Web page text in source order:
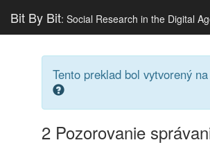
Bit By Bit: Social Research in the Digital
Tento preklad bol vytvorený
2 Pozorovanie